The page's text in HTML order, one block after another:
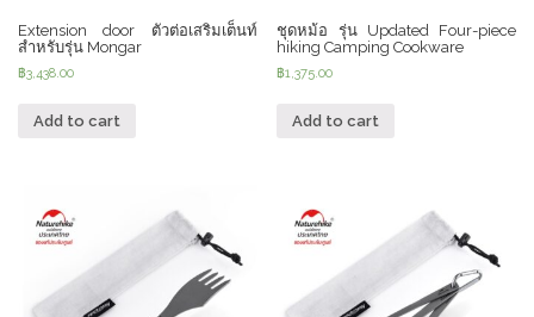
Extension door ตัวต่อเสริมเต็นท์
สำหรับรุ่น Mongar
฿3,438.00
Add to cart
ชุดหม้อ รุ่น Updated Four-piece
hiking Camping Cookware
฿1,375.00
Add to cart